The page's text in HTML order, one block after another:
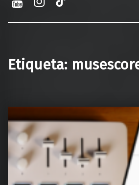
Etiqueta: